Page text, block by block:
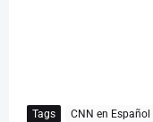
Tags CNN en Español